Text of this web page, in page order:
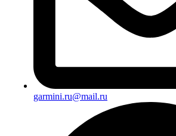
garmini.ru@mail.ru